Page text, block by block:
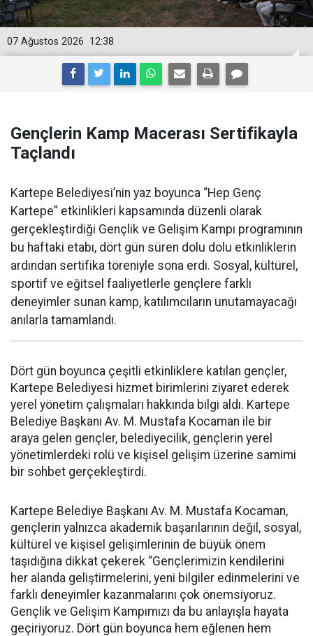
12:38
07 Ağustos 2026
Gençlerin Kamp Macerası Sertifikayla
Taçlandı
Kartepe Belediyesi’nin yaz boyunca “Hep Genç
Kartepe” etkinlikleri kapsamında düzenli olarak
gerçekleştirdiği Gençlik ve Gelişim Kampı programının
bu haftaki etabı, dört gün süren dolu dolu etkinliklerin
ardından sertifika töreniyle sona erdi. Sosyal, kültürel,
sportif ve eğitsel faaliyetlerle gençlere farklı
deneyimler sunan kamp, katılımcıların unutamayacağı
anılarla tamamlandı.
Dört gün boyunca çeşitli etkinliklere katılan gençler,
Kartepe Belediyesi hizmet birimlerini ziyaret ederek
yerel yönetim çalışmaları hakkında bilgi aldı. Kartepe
Belediye Başkanı Av. M. Mustafa Kocaman ile bir
araya gelen gençler, belediyecilik, gençlerin yerel
yönetimlerdeki rolü ve kişisel gelişim üzerine samimi
bir sohbet gerçekleştirdi.
Kartepe Belediye Başkanı Av. M. Mustafa Kocaman,
gençlerin yalnızca akademik başarılarının değil, sosyal,
kültürel ve kişisel gelişimlerinin de büyük önem
taşıdığına dikkat çekerek “Gençlerimizin kendilerini
her alanda geliştirmelerini, yeni bilgiler edinmelerini ve
farklı deneyimler kazanmalarını çok önemsiyoruz.
Gençlik ve Gelişim Kampımızı da bu anlayışla hayata
geçiriyoruz. Dört gün boyunca hem eğlenen hem